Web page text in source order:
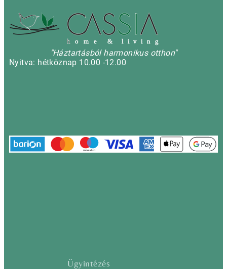
h o m e & l i v i n g
"Háztartásból harmonikus otthon"
Nyitva: hétköznap 10.00 -12.00
Ügyintézés